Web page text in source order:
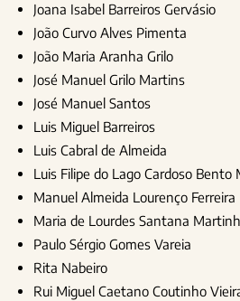
Joana Isabel Barreiros Gervásio
João Curvo Alves Pimenta
João Maria Aranha Grilo
José Manuel Grilo Martins
José Manuel Santos
Luis Miguel Barreiros
Luis Cabral de Almeida
Luis Filipe do Lago Cardoso Bento
Manuel Almeida Lourenço Ferreira
Maria de Lourdes Santana
Paulo Sérgio Gomes Vareia
Rita Nabeiro
Rui Miguel Caetano Coutinho